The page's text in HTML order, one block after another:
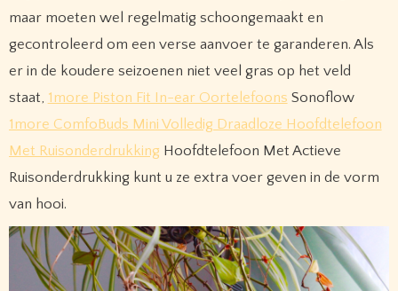
maar moeten wel regelmatig schoongemaakt en
gecontroleerd om een ​​verse aanvoer te garanderen. Als
er in de koudere seizoenen niet veel gras op het veld
staat, 1more Piston Fit In-ear Oortelefoons Sonoflow
1more ComfoBuds Mini Volledig Draadloze Hoofdtelefoon
Met Ruisonderdrukking Hoofdtelefoon Met Actieve
Ruisonderdrukking kunt u ze extra voer geven in de vorm
van hooi.